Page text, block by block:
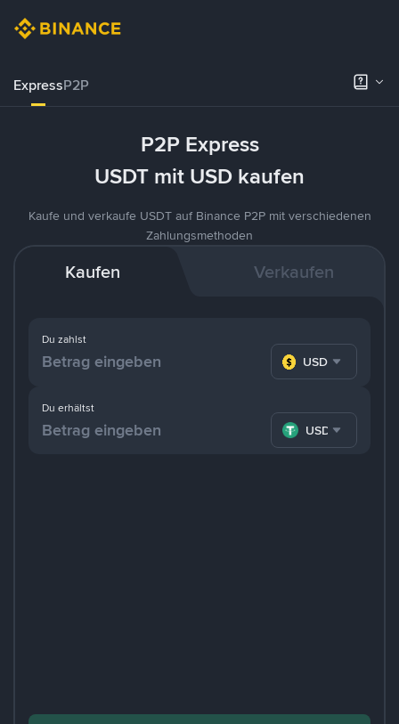
ExpressP2P
P2P Express
USDT mit USD kaufen
Kaufe und verkaufe USDT auf Binance P2P mit verschiedenen
Zahlungsmethoden
Kaufen Verkaufen
Du zahlst
USD
Du erhältst
USDT